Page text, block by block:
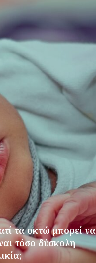
τα οκτώ μπορεί να
τόσο δύσκολη